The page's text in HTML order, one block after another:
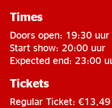
Times
Doors open: 19:30 uur
Start show: 20:00 uur
Expected end: 23:00
Tickets
Regular Ticket: